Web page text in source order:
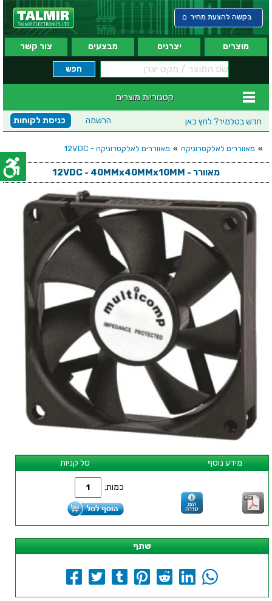
בקשה להצעת מחיר 0
מוצרים יצרנים מבצעים צור קשר
קטגוריות מוצרים
חדש בטלמיר? לחץ כאן כניסת לקוחות הרשמה
» מאווררים לאלקטרוניקה » מאווררים לאלקטרוניקה - 12VDC
מאוורר - 12VDC - 40MMx40MMx10MM
סל קניות מידע נוסף
כמות:
שתף